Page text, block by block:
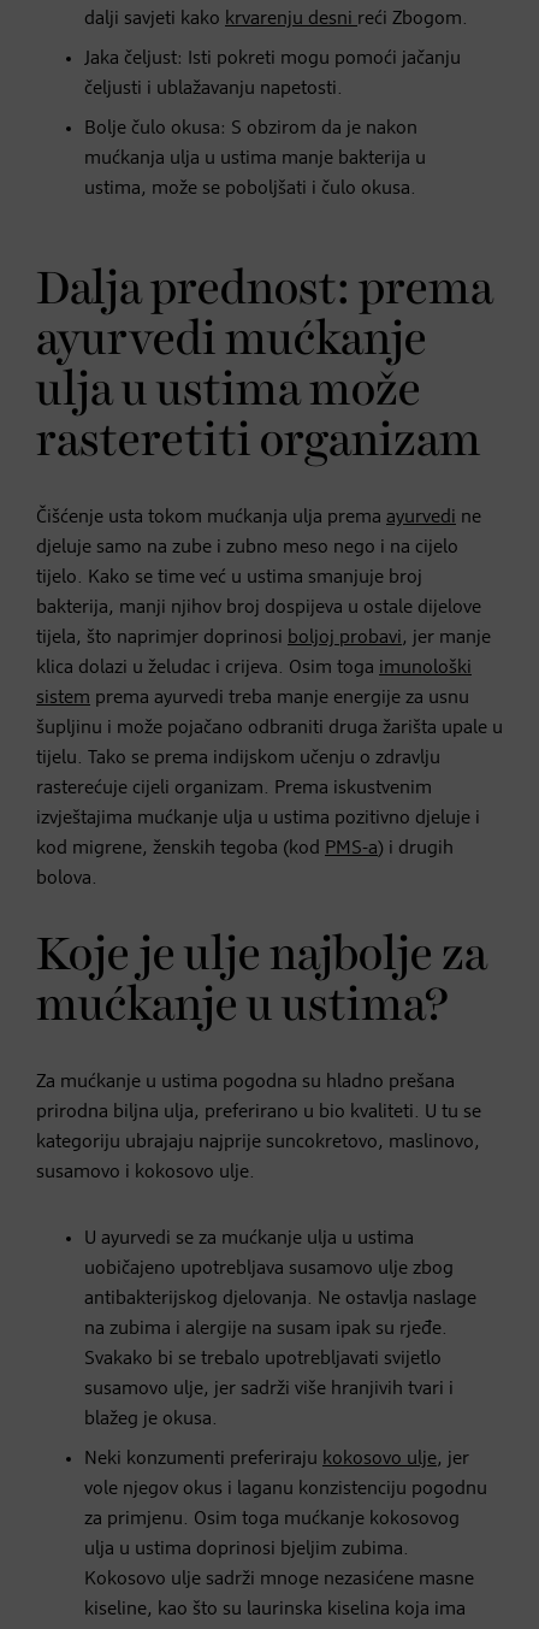
dalji savjeti kako krvarenju desni reći Zbogom.
Jaka čeljust: Isti pokreti mogu pomoći jačanju
čeljusti i ublažavanju napetosti.
Bolje čulo okusa: S obzirom da je nakon
mućkanja ulja u ustima manje bakterija u
ustima, može se poboljšati i čulo okusa.
Dalja prednost: prema
ayurvedi mućkanje
ulja u ustima može
rasteretiti organizam
Čišćenje usta tokom mućkanja ulja prema ayurvedi ne
djeluje samo na zube i zubno meso nego i na cijelo
tijelo. Kako se time već u ustima smanjuje broj
bakterija, manji njihov broj dospijeva u ostale dijelove
tijela, što naprimjer doprinosi boljoj probavi, jer manje
klica dolazi u želudac i crijeva. Osim toga imunološki
sistem prema ayurvedi treba manje energije za usnu
šupljinu i može pojačano odbraniti druga žarišta upale u
tijelu. Tako se prema indijskom učenju o zdravlju
rasterećuje cijeli organizam. Prema iskustvenim
izvještajima mućkanje ulja u ustima pozitivno djeluje i
kod migrene, ženskih tegoba (kod PMS-a) i drugih
bolova.
Koje je ulje najbolje za
mućkanje u ustima?
Za mućkanje u ustima pogodna su hladno prešana
prirodna biljna ulja, preferirano u bio kvaliteti. U tu se
kategoriju ubrajaju najprije suncokretovo, maslinovo,
susamovo i kokosovo ulje.
U ayurvedi se za mućkanje ulja u ustima
uobičajeno upotrebljava susamovo ulje zbog
antibakterijskog djelovanja. Ne ostavlja naslage
na zubima i alergije na susam ipak su rjeđe.
Svakako bi se trebalo upotrebljavati svijetlo
susamovo ulje, jer sadrži više hranjivih tvari i
blažeg je okusa.
Neki konzumenti preferiraju kokosovo ulje, jer
vole njegov okus i laganu konzistenciju pogodnu
za primjenu. Osim toga mućkanje kokosovog
ulja u ustima doprinosi bjeljim zubima.
Kokosovo ulje sadrži mnoge nezasićene masne
kiseline, kao što su laurinska kiselina koja ima